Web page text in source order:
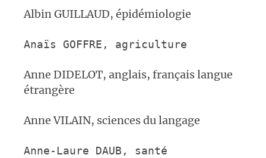
Albin GUILLAUD, épidémiologie
Anaïs GOFFRE, agriculture
Anne DIDELOT, anglais, français langue
étrangère
Anne VILAIN, sciences du langage
Anne-Laure DAUB, santé